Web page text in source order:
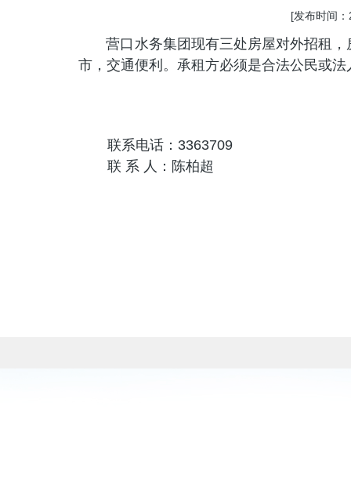
[发布时间
营口水务集团现有三处房屋对外招租，
市，交通便利 。承租方必须是合法公民或
联系电话： 3363709
联 系 人：陈柏超